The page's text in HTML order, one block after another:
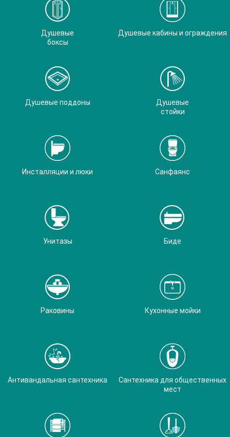
Душевые
боксы
Душевые кабины и ограждения
Душевые поддоны
Душевые
стойки
Инсталляции и люки Санфаянс
Унитазы Биде
Раковины Кухонные мойки
Антивандальная сантехника
Сантехника для общественных
мест